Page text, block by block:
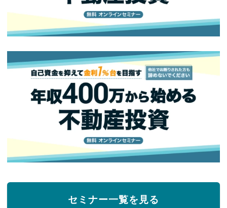
セミナー一覧を見る